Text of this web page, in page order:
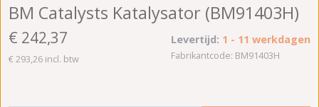
BM Catalysts Katalysator (BM91403H)
€ 242,37
€ 293,26 incl. btw
Levertijd: 1 - 11 werkdagen
Fabrikantcode: BM91403H